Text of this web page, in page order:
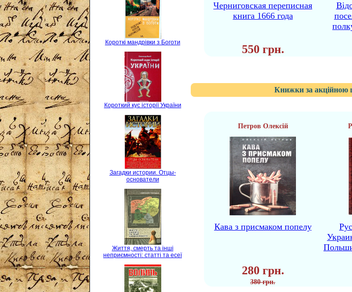
Короткі мандрівки з Боготи
Короткий кус історії України
Загадки истории. Отцы-
основатели
Життя, смерть та інші
неприємності: статті та есеї
Черниговская переписная
книга 1666 года
550 грн.
Книжки за акційною
Петров Олексій
Кава з присмаком попелу
280 грн.
380 грн.